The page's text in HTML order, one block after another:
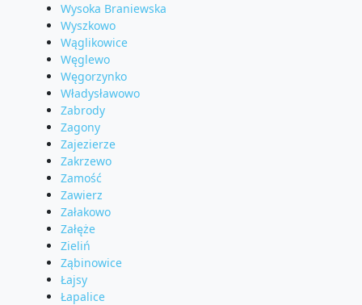
Wysoka Braniewska
Wyszkowo
Wąglikowice
Węglewo
Węgorzynko
Władysławowo
Zabrody
Zagony
Zajezierze
Zakrzewo
Zamość
Zawierz
Załakowo
Załęże
Zieliń
Ząbinowice
Łajsy
Łapalice